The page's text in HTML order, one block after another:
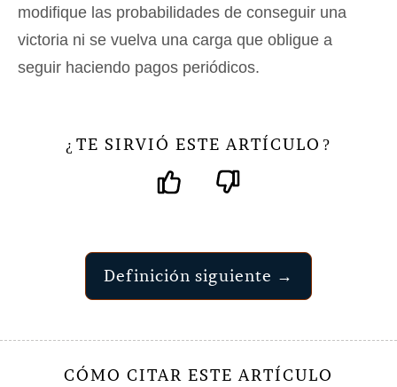
modifique las probabilidades de conseguir una
victoria ni se vuelva una carga que obligue a
seguir haciendo pagos periódicos.
¿ TE SIRVIÓ ESTE ARTÍCULO ?
Definición siguiente →
CÓMO CITAR ESTE ARTÍCULO